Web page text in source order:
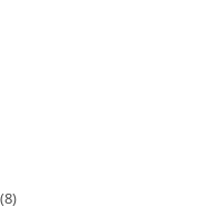
(8)